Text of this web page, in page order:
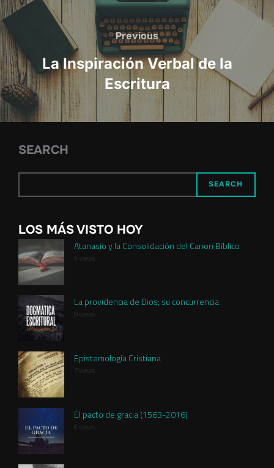
Post
navigation
Previous
Previous
La Inspiración Verbal de la
Escritura
SEARCH
SEARCH
LOS MÁS VISTO HOY
Atanasio y la Consolidación del Canon Bíblico
9 views
La providencia de Dios; su concurrencia
8 views
Epistemología Cristiana
7 views
El pacto de gracia (1563-2016)
6 views